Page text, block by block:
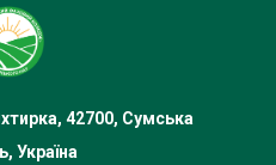
42700, Сумська
Україна